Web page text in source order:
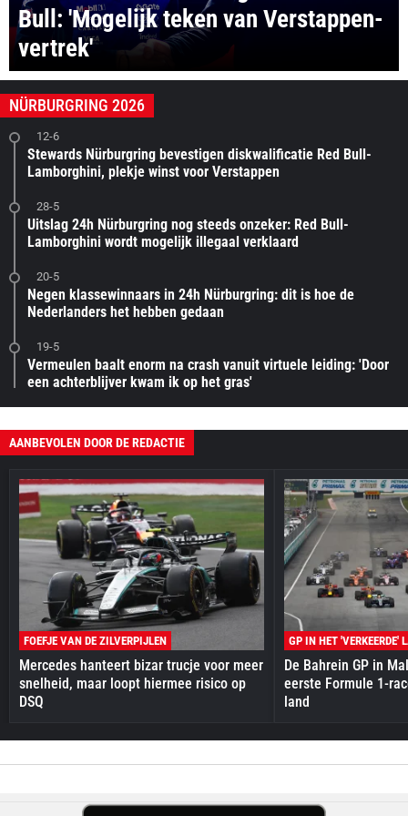
Bull: 'Mogelijk teken van Verstappen-
vertrek'
NÜRBURGRING 2026
12-6
Stewards Nürburgring bevestigen diskwalificatie Red Bull-
Lamborghini, plekje winst voor Verstappen
28-5
Uitslag 24h Nürburgring nog steeds onzeker: Red Bull-
Lamborghini wordt mogelijk illegaal verklaard
20-5
Negen klassewinnaars in 24h Nürburgring: dit is hoe de
Nederlanders het hebben gedaan
19-5
Vermeulen baalt enorm na crash vanuit virtuele leiding: 'Door
een achterblijver kwam ik op het gras'
AANBEVOLEN DOOR DE REDACTIE
FOEFJE VAN DE ZILVERPIJLEN
Mercedes hanteert bizar trucje voor meer
snelheid, maar loopt hiermee risico op
DSQ
GP IN HET 'VERKEERDE'
De Bahrein GP in
eerste Formule 1-
land